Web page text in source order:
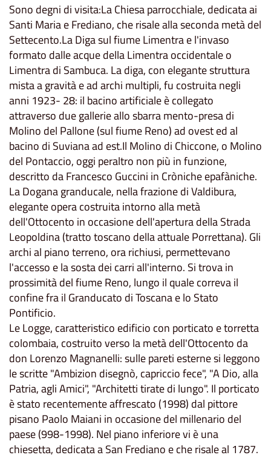
Sono degni di visita:La Chiesa parrocchiale, dedicata ai
Santi Maria e Frediano, che risale alla seconda metà del
Settecento.La Diga sul fiume Limentra e l'invaso
formato dalle acque della Limentra occidentale o
Limentra di Sambuca. La diga, con elegante struttura
mista a gravità e ad archi multipli, fu costruita negli
anni 1923- 28: il bacino artificiale è collegato
attraverso due gallerie allo sbarra mento-presa di
Molino del Pallone (sul fiume Reno) ad ovest ed al
bacino di Suviana ad est.Il Molino di Chiccone, o Molino
del Pontaccio, oggi peraltro non più in funzione,
descritto da Francesco Guccini in Cròniche epafàniche.
La Dogana granducale, nella frazione di Valdibura,
elegante opera costruita intorno alla metà
dell'Ottocento in occasione dell'apertura della Strada
Leopoldina (tratto toscano della attuale Porrettana). Gli
archi al piano terreno, ora richiusi, permettevano
l'accesso e la sosta dei carri all'interno. Si trova in
prossimità del fiume Reno, lungo il quale correva il
confine fra il Granducato di Toscana e lo Stato
Pontificio.
Le Logge, caratteristico edificio con porticato e torretta
colombaia, costruito verso la metà dell'Ottocento da
don Lorenzo Magnanelli: sulle pareti esterne si leggono
le scritte "Ambizion disegnò, capriccio fece", "A Dio, alla
Patria, agli Amici", "Architetti tirate di lungo". Il porticato
è stato recentemente affrescato (1998) dal pittore
pisano Paolo Maiani in occasione del millenario del
paese (998-1998). Nel piano inferiore vi è una
chiesetta, dedicata a San Frediano e che risale al 1787.